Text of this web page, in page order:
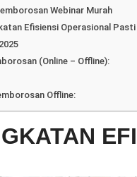
Webinar Murah
Efisiensi Operasional Pasti
(Online – Offline):
Offline: